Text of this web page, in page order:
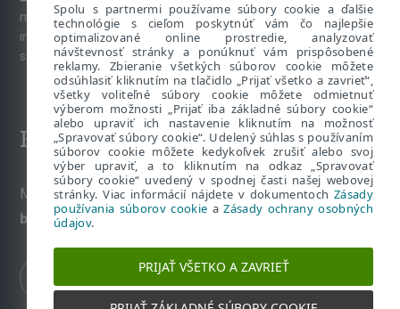
marketingových materiálov prostredníctvom emailu. Viac
informácií o spracúvaní osobných údajov je k dispozícii na
stránke venovanej
Ochrane súkromia.
Kontakt
Máte nezodpovedané otázky? Napíšte nám:
bezpecnevofirme@eset.sk
Spolu s partnermi používame súbory cookie a ďalšie
technológie s cieľom poskytnúť vám čo najlepšie
optimalizované online prostredie, analyzovať
návštevnosť stránky a ponúknuť vám prispôsobené
reklamy. Zbieranie všetkých súborov cookie môžete
odsúhlasiť kliknutím na tlačidlo „Prijať všetko a zavrieť“,
všetky voliteľné súbory cookie môžete odmietnuť
výberom možnosti „Prijať iba základné súbory cookie“
alebo upraviť ich nastavenie kliknutím na možnosť
„Spravovať súbory cookie“. Udelený súhlas s používaním
súborov cookie môžete kedykoľvek zrušiť alebo svoj
výber upraviť, a to kliknutím na odkaz „Spravovať
súbory cookie“ uvedený v spodnej časti našej webovej
stránky. Viac informácií nájdete v dokumentoch Zásady
používania súborov cookie aZásady ochrany osobných
údajov.
PRIJAŤ VŠETKO A ZAVRIEŤ